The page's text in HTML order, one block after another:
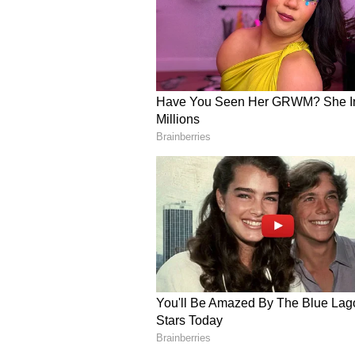
மேலும், அவர் பணம்
கே.பி.முனுசாமிக்கு பதவி
வியாபாரம் செய்யும்
இரண்டு நாட்களில் வீடியோ
பேசினால் இனி நாங்கள்
ஆடியோ விவகாரம்
இதையும் படிங்க;-தோல்வி
கொலைவெறி தாக்குதல்..